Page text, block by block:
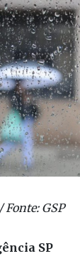
GSP